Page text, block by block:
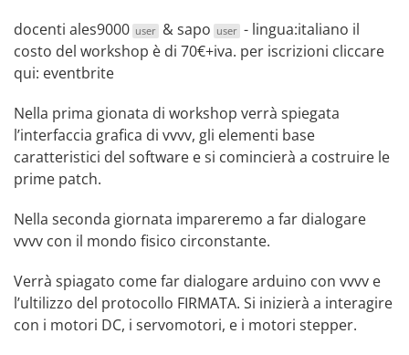
docenti ales9000 user &sapo user - lingua:italiano il
costo del workshop è di 70€+iva. per iscrizioni cliccare
qui: eventbrite
Nella prima gionata di workshop verrà spiegata
l’interfaccia grafica di vvvv, gli elementi base
caratteristici del software e si comincierà a costruire le
prime patch.
Nella seconda giornata impareremo a far dialogare
vvvv con il mondo fisico circonstante.
Verrà spiagato come far dialogarearduino con vvvv e
l’ultilizzo del protocollo FIRMATA. Si inizierà a interagire
con i motori DC, i servomotori, e i motori stepper.